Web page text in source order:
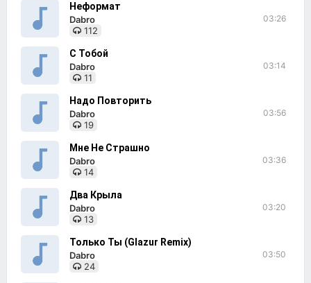
Неформат
Dabro
112
03:26
С Тобой
Dabro
11
03:14
Надо Повторить
Dabro
19
03:56
Мне Не Страшно
Dabro
14
03:36
Два Крыла
Dabro
13
03:20
Только Ты (Glazur Remix)
Dabro
24
03:50